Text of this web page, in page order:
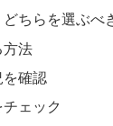
ちらを選ぶべ
方法
を確認
ェック